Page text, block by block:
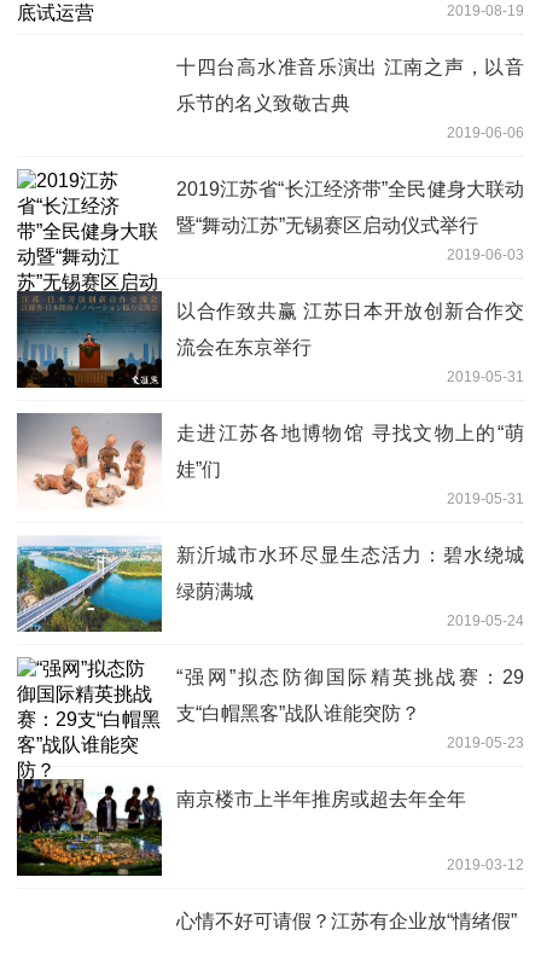
2019-08-19
十四台高水准音乐演出 江南之声，以音
乐节的名义致敬古典
2019-06-06
2019江苏省“长江经济带”全民健身大联动
暨“舞动江苏”无锡赛区启动仪式举行
2019-06-03
以合作致共赢 江苏日本开放创新合作交
流会在东京举行
2019-05-31
走进江苏各地博物馆 寻找文物上的“萌
娃”们
2019-05-31
新沂城市水环尽显生态活力：碧水绕城
绿荫满城
2019-05-24
“强网”拟态防御国际精英挑战赛：29
支“白帽黑客”战队谁能突防？
2019-05-23
南京楼市上半年推房或超去年全年
2019-03-12
心情不好可请假？江苏有企业放“情绪假”